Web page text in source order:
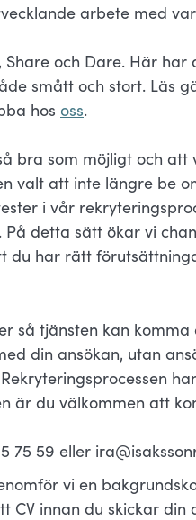
arbete med
och Dare. Här
smått och stort. Läs
hos oss.
bra som möjligt och att
valt att inte längre be
i vår
detta sätt ökar vi
du har rätt
så tjänsten kan
din ansökan, utan
är du välkommen att
75 59 eller
vi en
innan du skickar din